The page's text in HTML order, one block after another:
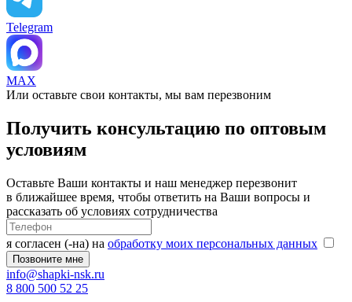
Telegram
MAX
Или оставьте свои контакты, мы вам перезвоним
Получить консультацию по оптовым
условиям
Оставьте Ваши контакты и наш менеджер перезвонит
в ближайшее время, чтобы ответить на Ваши вопросы и
рассказать об условиях сотрудничества
я согласен (-на) на обработку моих персональных данных
info@shapki-nsk.ru
8 800 500 52 25